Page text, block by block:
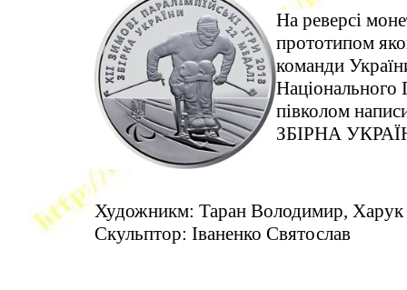
На реверсі
прототипом
команди
Національного
півколом
ЗБІРНА
Художникм: Таран Володимир, Харук
Скульптор: Іваненко Святослав